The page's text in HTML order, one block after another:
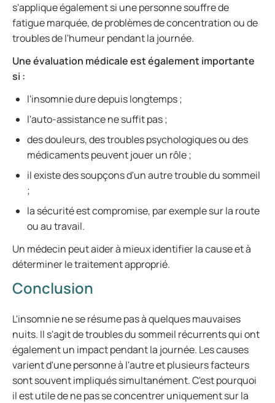
s'applique également si une personne souffre de
fatigue marquée, de problèmes de concentration ou de
troubles de l'humeur pendant la journée.
Une évaluation médicale est également importante
si :
l'insomnie dure depuis longtemps ;
l'auto-assistance ne suffit pas ;
des douleurs, des troubles psychologiques ou des
médicaments peuvent jouer un rôle ;
il existe des soupçons d'un autre trouble du sommeil
;
la sécurité est compromise, par exemple sur la route
ou au travail.
Un médecin peut aider à mieux identifier la cause et à
déterminer le traitement approprié.
Conclusion
L'insomnie ne se résume pas à quelques mauvaises
nuits. Il s'agit de troubles du sommeil récurrents qui ont
également un impact pendant la journée. Les causes
varient d'une personne à l'autre et plusieurs facteurs
sont souvent impliqués simultanément. C'est pourquoi
il est utile de ne pas se concentrer uniquement sur la